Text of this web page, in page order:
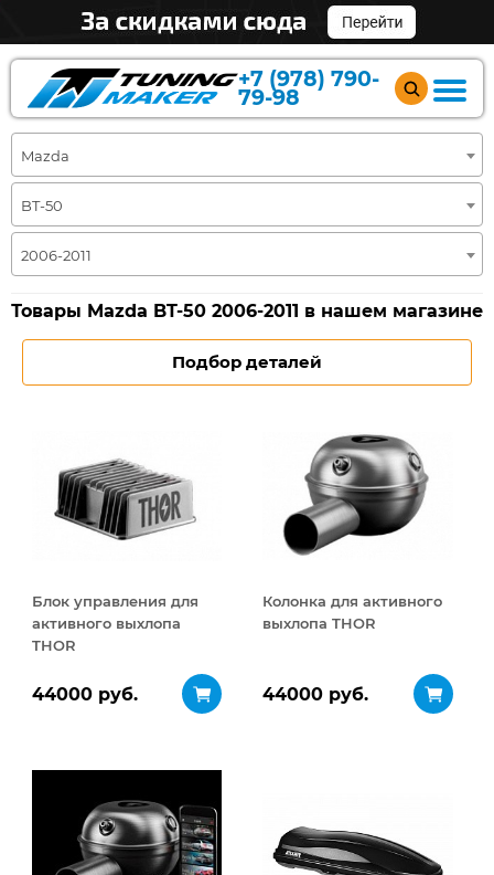
+7 (978) 790-
79-98
Mazda
BT-50
2006-2011
Товары Mazda BT-50 2006-2011 в нашем магазине
Подбор деталей
Блок управления для
активного выхлопа
THOR
44000 руб.
Колонка для активного
выхлопа THOR
44000 руб.